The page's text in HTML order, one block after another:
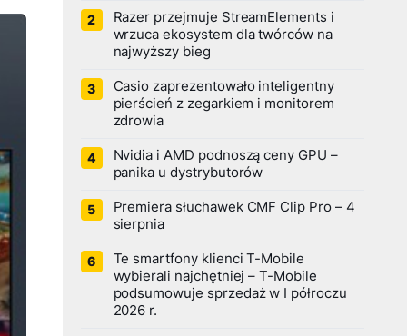
Razer przejmuje StreamElements i
wrzuca ekosystem dla twórców na
najwyższy bieg
Casio zaprezentowało inteligentny
pierścień z zegarkiem i monitorem
zdrowia
Nvidia i AMD podnoszą ceny GPU –
panika u dystrybutorów
Premiera słuchawek CMF Clip Pro – 4
sierpnia
Te smartfony klienci T-Mobile
wybierali najchętniej – T-Mobile
podsumowuje sprzedaż w I półroczu
2026 r.